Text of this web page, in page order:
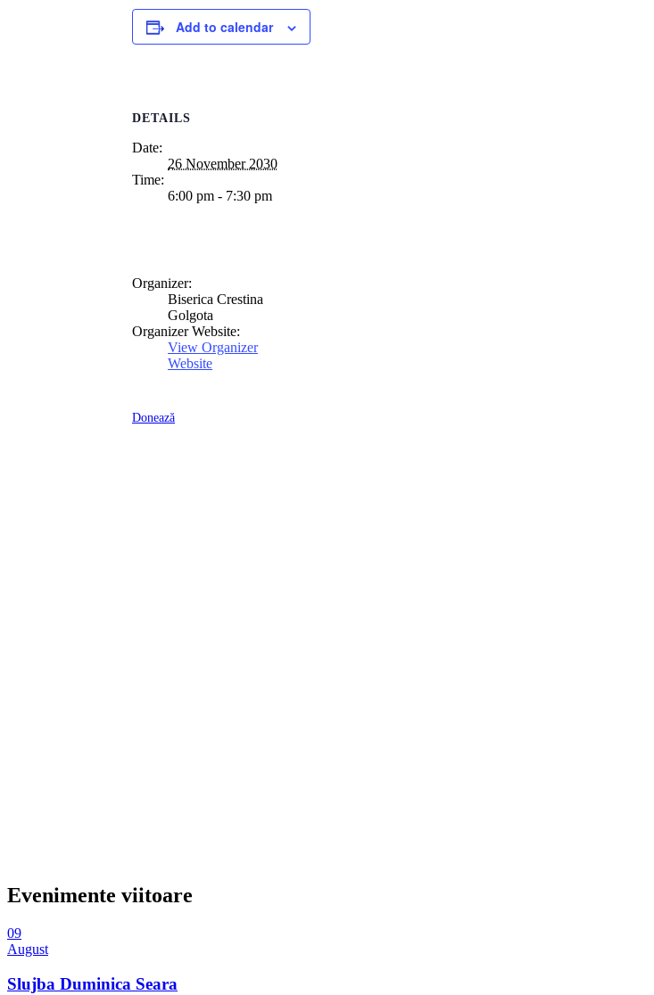
Add to calendar
DETAILS
Date:
26 November 2030
Time:
6:00 pm - 7:30 pm
Organizer:
Biserica Crestina
Golgota
Organizer Website:
View Organizer
Website
Donează
Evenimente viitoare
09
August
Slujba Duminica Seara